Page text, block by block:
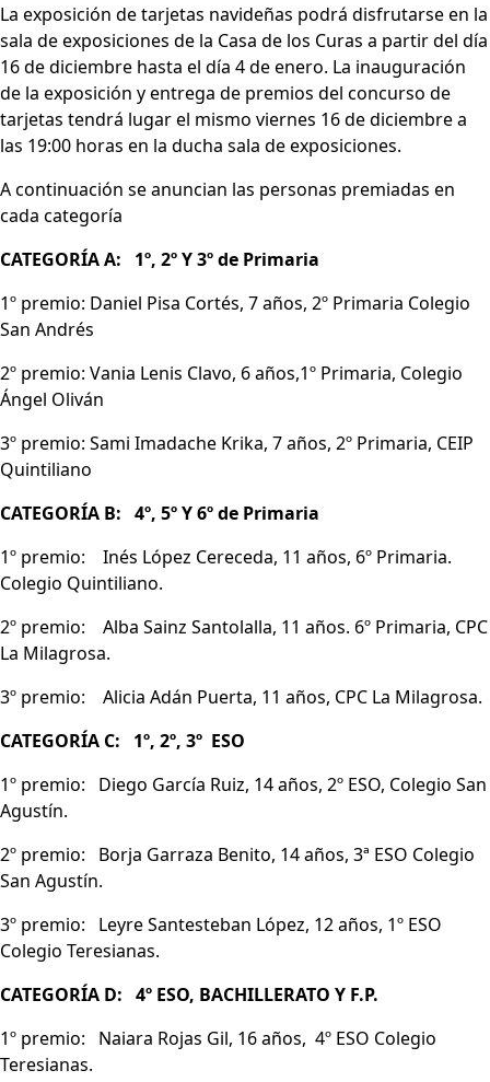
La exposición de tarjetas navideñas podrá disfrutarse en la
sala de exposiciones de la Casa de los Curas a partir del día
16 de diciembre hasta el día 4 de enero. La inauguración
de la exposición y entrega de premios del concurso de
tarjetas tendrá lugar el mismo viernes 16 de diciembre a
las 19:00 horas en la ducha sala de exposiciones.
A continuación se anuncian las personas premiadas en
cada categoría
CATEGORÍA A: 1º, 2º Y 3º de Primaria
1º premio: Daniel Pisa Cortés, 7 años, 2º Primaria Colegio
San Andrés
2º premio: Vania Lenis Clavo, 6 años,1º Primaria, Colegio
Ángel Oliván
3º premio: Sami Imadache Krika, 7 años, 2º Primaria, CEIP
Quintiliano
CATEGORÍA B: 4º, 5º Y 6º de Primaria
1º premio: Inés López Cereceda, 11 años, 6º Primaria.
Colegio Quintiliano.
2º premio: Alba Sainz Santolalla, 11 años. 6º Primaria, CPC
La Milagrosa.
3º premio: Alicia Adán Puerta, 11 años, CPC La Milagrosa.
CATEGORÍA C: 1º, 2º, 3º ESO
1º premio: Diego García Ruiz, 14 años, 2º ESO, Colegio San
Agustín.
2º premio: Borja Garraza Benito, 14 años, 3ª ESO Colegio
San Agustín.
3º premio: Leyre Santesteban López, 12 años, 1º ESO
Colegio Teresianas.
CATEGORÍA D: 4º ESO, BACHILLERATO Y F.P.
1º premio: Naiara Rojas Gil, 16 años, 4º ESO Colegio
Teresianas.